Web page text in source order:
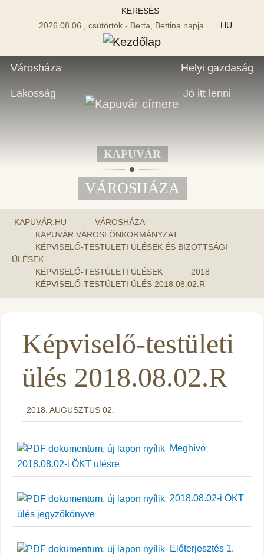
KERESÉS
2026.08.06., csütörtök - Berta, Bettina napja
HU
Városháza
Lakosság
Helyi gazdaság
Jó itt lenni
KAPUVÁR
VÁROSHÁZA
KAPUVÁR.HU
VÁROSHÁZA
KAPUVÁR VÁROSI ÖNKORMÁNYZAT
KÉPVISELŐ-TESTÜLETI ÜLÉSEK ÉS BIZOTTSÁGI
ÜLÉSEK
KÉPVISELŐ-TESTÜLETI ÜLÉSEK
2018
KÉPVISELŐ-TESTÜLETI ÜLÉS 2018.08.02.R
Képviselő-testületi
ülés 2018.08.02.R
2018. AUGUSZTUS 02.
Meghívó
2018.08.02-i ÖKT ülésre
2018.08.02-i ÖKT
ülés jegyzőkönyve
Előterjesztés 1.